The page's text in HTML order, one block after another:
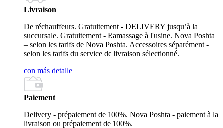
Livraison
De réchauffeurs. Gratuitement - DELIVERY jusqu’à la
succursale. Gratuitement - Ramassage à l'usine. Nova Poshta
– selon les tarifs de Nova Poshta. Accessoires séparément -
selon les tarifs du service de livraison sélectionné.
con más detalle
Paiement
Delivery - prépaiement de 100%. Nova Poshta - paiement à la
livraison ou prépaiement de 100%.